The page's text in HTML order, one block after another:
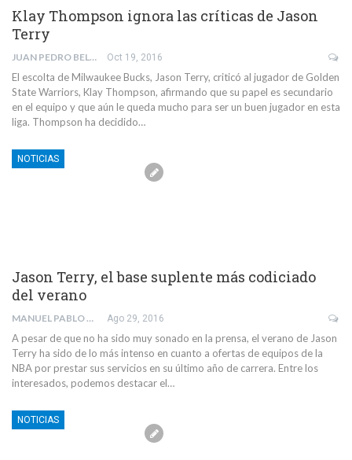
Klay Thompson ignora las críticas de Jason
Terry
JUAN PEDRO BELMONTE GARCÍA Oct 19, 2016
El escolta de Milwaukee Bucks, Jason Terry, criticó al jugador de Golden
State Warriors, Klay Thompson, afirmando que su papel es secundario
en el equipo y que aún le queda mucho para ser un buen jugador en esta
liga. Thompson ha decidido…
NOTICIAS
Jason Terry, el base suplente más codiciado
del verano
MANUEL PABLO VERDUGO PUJOL Ago 29, 2016
A pesar de que no ha sido muy sonado en la prensa, el verano de Jason
Terry ha sido de lo más intenso en cuanto a ofertas de equipos de la
NBA por prestar sus servicios en su último año de carrera. Entre los
interesados, podemos destacar el…
NOTICIAS